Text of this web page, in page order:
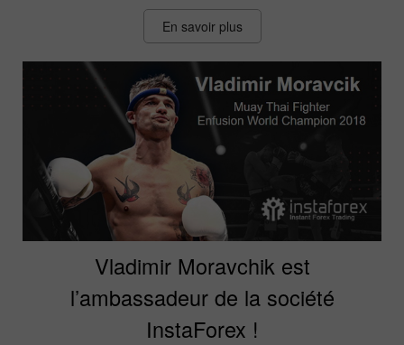
En savoir plus
Vladimir Moravchik est
l’ambassadeur de la société
InstaForex !